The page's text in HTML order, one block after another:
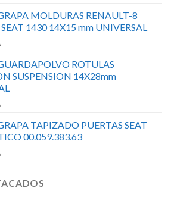
MOLDURAS RENAULT-8
1430 14X15 mm UNIVERSAL
ROTULAS
SUSPENSION 14X28mm
TAPIZADO PUERTAS SEAT
00.059.383.63